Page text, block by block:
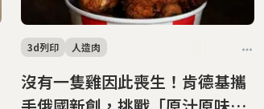
沒有一隻雞因此喪生！肯德基攜
3d列印 人造肉